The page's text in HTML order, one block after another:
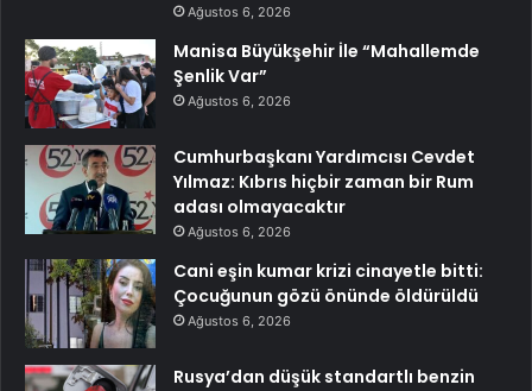
Ağustos 6, 2026
Manisa Büyükşehir İle “Mahallemde
Şenlik Var”
Ağustos 6, 2026
Cumhurbaşkanı Yardımcısı Cevdet
Yılmaz: Kıbrıs hiçbir zaman bir Rum
adası olmayacaktır
Ağustos 6, 2026
Cani eşin kumar krizi cinayetle bitti:
Çocuğunun gözü önünde öldürüldü
Ağustos 6, 2026
Rusya’dan düşük standartlı benzin